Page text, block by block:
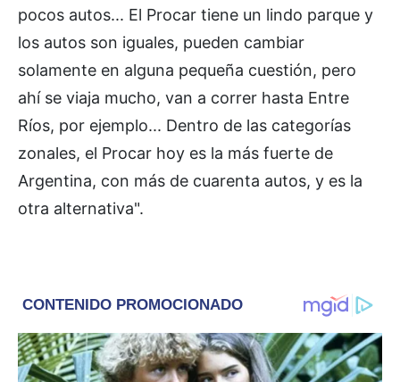
pocos autos... El Procar tiene un lindo parque y
los autos son iguales, pueden cambiar
solamente en alguna pequeña cuestión, pero
ahí se viaja mucho, van a correr hasta Entre
Ríos, por ejemplo... Dentro de las categorías
zonales, el Procar hoy es la más fuerte de
Argentina, con más de cuarenta autos, y es la
otra alternativa".